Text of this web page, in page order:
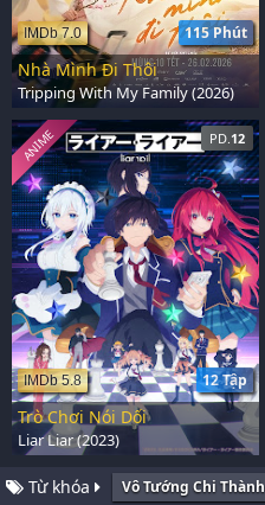
115 Phút
IMDb 7.0
Nhà Mình Đi Thôi
Tripping With My Family (2026)
PD.12
12 Tập
IMDb 5.8
ANIME
Trò Chơi Nói Dối
Liar Liar (2023)
Từ khóa Vô Tướng Chi Thành